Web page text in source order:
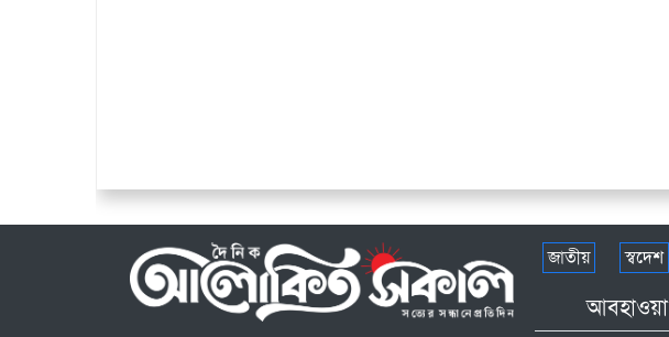
জাতীয় স্বদেশ
আবহাওয়া